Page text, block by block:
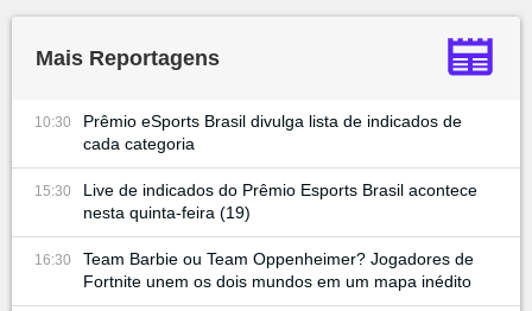
Mais Reportagens
10:30
Prêmio eSports Brasil divulga lista de indicados de
cada categoria
15:30
Live de indicados do Prêmio Esports Brasil acontece
nesta quinta-feira (19)
16:30
Team Barbie ou Team Oppenheimer? Jogadores de
Fortnite unem os dois mundos em um mapa inédito